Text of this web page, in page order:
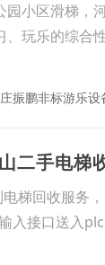
园小区滑梯，
、玩乐的综合
振鹏非标游乐设
二手电梯
电梯回收服务
入接口送入